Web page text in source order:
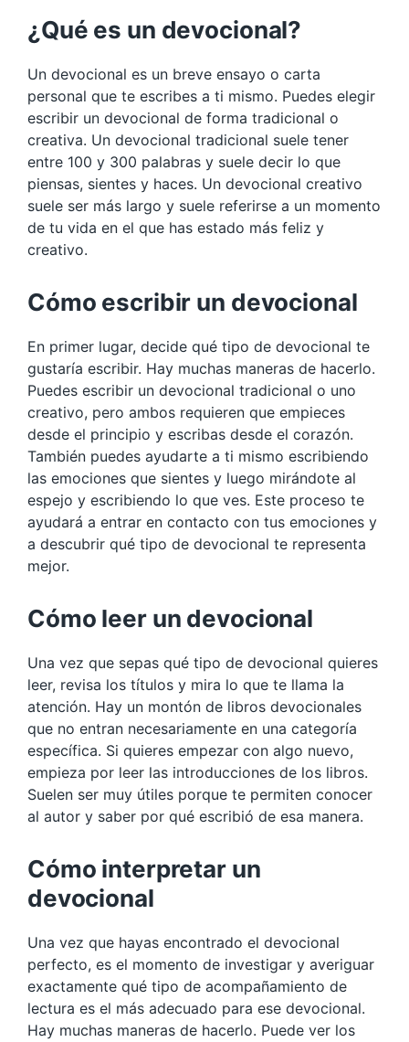
¿Qué es un devocional?
Un devocional es un breve ensayo o carta
personal que te escribes a ti mismo. Puedes elegir
escribir un devocional de forma tradicional o
creativa. Un devocional tradicional suele tener
entre 100 y 300 palabras y suele decir lo que
piensas, sientes y haces. Un devocional creativo
suele ser más largo y suele referirse a un momento
de tu vida en el que has estado más feliz y
creativo.
Cómo escribir un devocional
En primer lugar, decide qué tipo de devocional te
gustaría escribir. Hay muchas maneras de hacerlo.
Puedes escribir un devocional tradicional o uno
creativo, pero ambos requieren que empieces
desde el principio y escribas desde el corazón.
También puedes ayudarte a ti mismo escribiendo
las emociones que sientes y luego mirándote al
espejo y escribiendo lo que ves. Este proceso te
ayudará a entrar en contacto con tus emociones y
a descubrir qué tipo de devocional te representa
mejor.
Cómo leer un devocional
Una vez que sepas qué tipo de devocional quieres
leer, revisa los títulos y mira lo que te llama la
atención. Hay un montón de libros devocionales
que no entran necesariamente en una categoría
específica. Si quieres empezar con algo nuevo,
empieza por leer las introducciones de los libros.
Suelen ser muy útiles porque te permiten conocer
al autor y saber por qué escribió de esa manera.
Cómo interpretar un
devocional
Una vez que hayas encontrado el devocional
perfecto, es el momento de investigar y averiguar
exactamente qué tipo de acompañamiento de
lectura es el más adecuado para ese devocional.
Hay muchas maneras de hacerlo. Puede ver los